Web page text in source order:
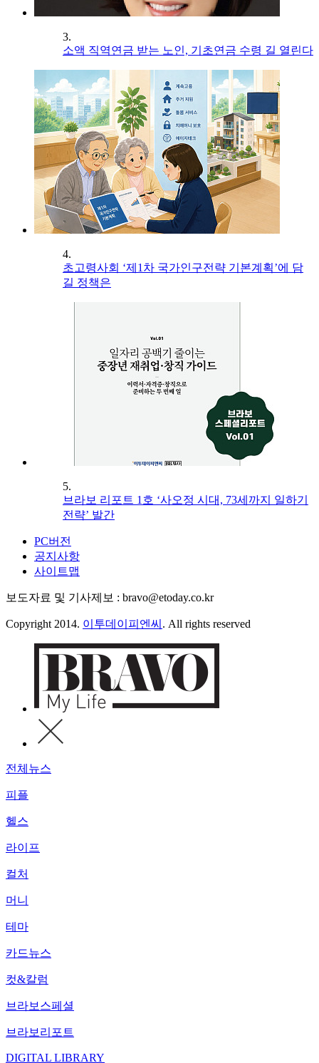
3.
소액 직역연금 받는 노인, 기초연금 수령 길 열린다
4.
초고령사회 ‘제1차 국가인구전략 기본계획’에 담
길 정책은
5.
브라보 리포트 1호 ‘사오정 시대, 73세까지 일하기
전략’ 발간
PC버전
공지사항
사이트맵
보도자료 및 기사제보 : bravo@etoday.co.kr
Copyright 2014. 이투데이피엔씨 . All rights reserved
전체뉴스
피플
헬스
라이프
컬처
머니
테마
카드뉴스
컷&칼럼
브라보스페셜
브라보리포트
DIGITAL LIBRARY